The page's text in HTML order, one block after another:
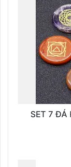
SET 7 ĐÁ